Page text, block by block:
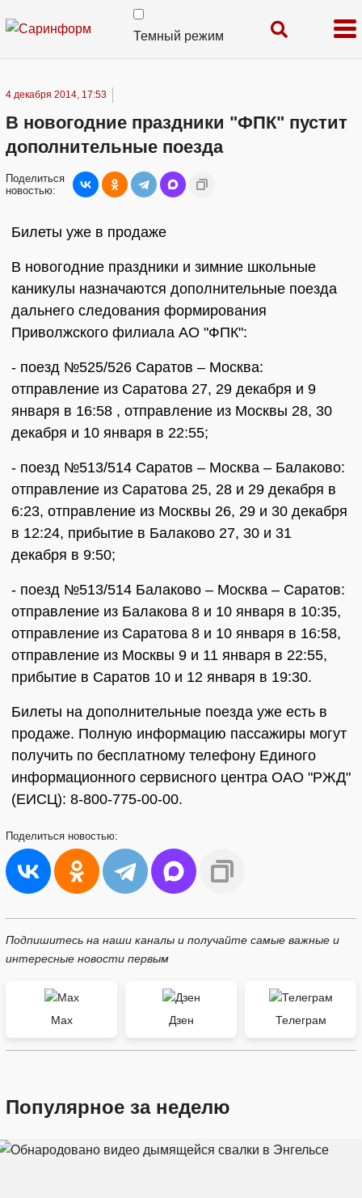
Темный режим
4 декабря 2014, 17:53
В новогодние праздники "ФПК" пустит
дополнительные поезда
Поделиться
новостью:
Билеты уже в продаже
В новогодние праздники и зимние школьные
каникулы назначаются дополнительные поезда
дальнего следования формирования
Приволжского филиала АО "ФПК":
- поезд №525/526 Саратов – Москва:
отправление из Саратова 27, 29 декабря и 9
января в 16:58 , отправление из Москвы 28, 30
декабря и 10 января в 22:55;
- поезд №513/514 Саратов – Москва – Балаково:
отправление из Саратова 25, 28 и 29 декабря в
6:23, отправление из Москвы 26, 29 и 30 декабря
в 12:24, прибытие в Балаково 27, 30 и 31
декабря в 9:50;
- поезд №513/514 Балаково – Москва – Саратов:
отправление из Балакова 8 и 10 января в 10:35,
отправление из Саратова 8 и 10 января в 16:58,
отправление из Москвы 9 и 11 января в 22:55,
прибытие в Саратов 10 и 12 января в 19:30.
Билеты на дополнительные поезда уже есть в
продаже. Полную информацию пассажиры могут
получить по бесплатному телефону Единого
информационного сервисного центра ОАО "РЖД"
(ЕИСЦ): 8-800-775-00-00.
Поделиться новостью:
Подпишитесь на наши каналы и получайте самые важные и
интересные новости первым
Max Дзен Телеграм
Популярное за неделю